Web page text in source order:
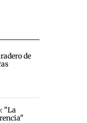
de
"La